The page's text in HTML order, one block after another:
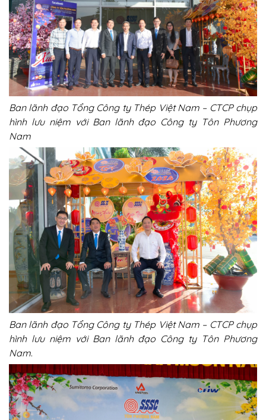
Ban lãnh đạo Tổng Công ty Thép Việt Nam – CTCP chụp
hình lưu niệm với Ban lãnh đạo Công ty Tôn Phương
Nam
Ban lãnh đạo Tổng Công ty Thép Việt Nam – CTCP chụp
hình lưu niệm với Ban lãnh đạo Công ty Tôn Phương
Nam.